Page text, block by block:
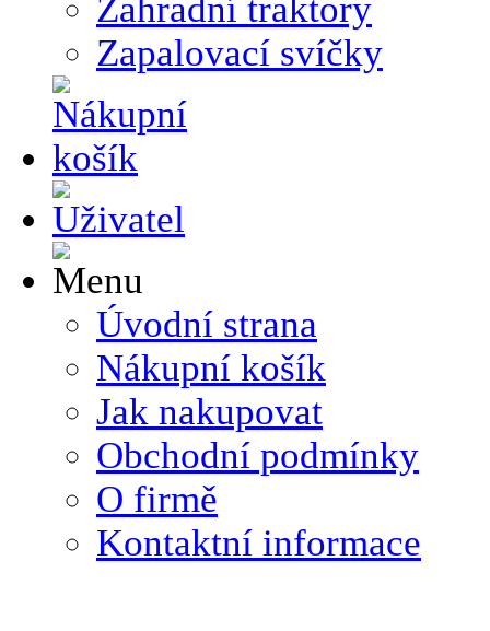
Zahradní traktory
Zapalovací svíčky
Úvodní strana
Nákupní košík
Jak nakupovat
Obchodní podmínky
O firmě
Kontaktní informace